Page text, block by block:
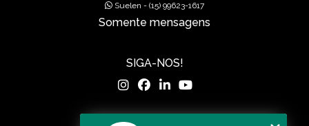
MUROS PRÉ FABRICADOS
PISOS DE CONCRETO
Suelen - (15) 99623-1617
Somente mensagens
SIGA-NOS!